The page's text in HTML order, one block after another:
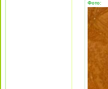
Фото: